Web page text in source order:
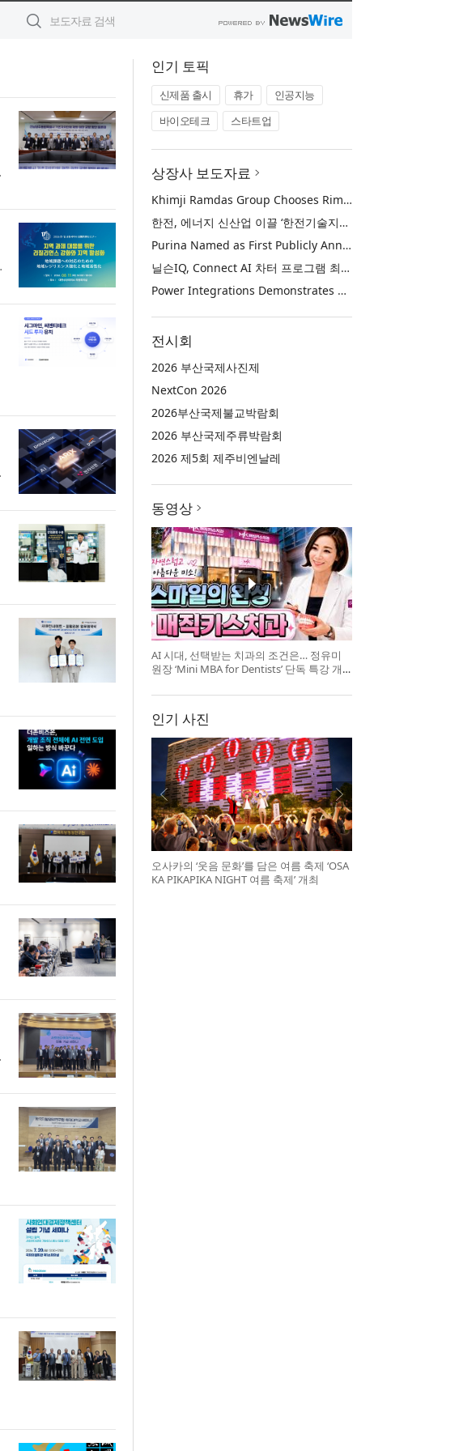
인기 토픽
신제품 출시 휴가
인공지능
바이오테크
스타트업
상장사 보도자료
Khimji Ramdas Group Chooses Rimini Street to Reduce SAP Support Costs, Protect 700+ Customizations and Reinvest Savings in Innovation
한전, 에너지 신산업 이끌 ‘한전기술지주’ 공식 출범
Purina Named as First Publicly Announced NIQ ConnectAI Charter Client
닐슨IQ, Connect AI 차터 프로그램 최초 고객사 ‘퓨리나’ 선정
Power Integrations Demonstrates World’s First 2200 V GaN Technology for Next-Era High-Voltage Power Systems
전시회
2026 부산국제사진제
NextCon 2026
2026부산국제불교박람회
2026 부산국제주류박람회
2026 제5회 제주비엔날레
동영상
AI 시대, 선택받는 치과의 조건은… 정유미
원장 ‘Mini MBA for Dentists’ 단독 특강 개
인기 사진
오사카의 ‘웃음 문화’를 담은 여름 축제 ‘OSA
KA PIKAPIKA NIGHT 여름 축제’ 개최